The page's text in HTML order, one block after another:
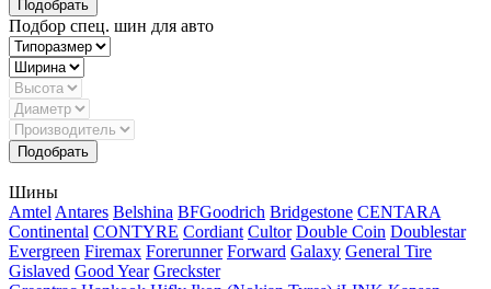
Подбор спец. шин для авто
Шины
AmtelAntares Belshina BFGoodrich Bridgestone CENTARA
Continental CONTYRE Cordiant Cultor Double Coin Doublestar
Evergreen Firemax Forerunner Forward Galaxy General Tire
Gislaved Good Year Greckster